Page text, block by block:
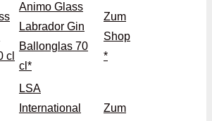
Animo Glass
Labrador Gin
Ballonglas 70
cl*
Zum
Shop
*
LSA
International
Zum